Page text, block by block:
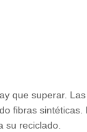
que superar.
fibras sintéticas.
su reciclado.